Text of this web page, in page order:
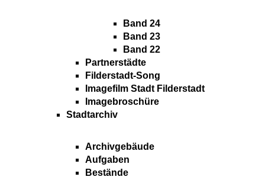
Band 24
Band 23
Band 22
Partnerstädte
Filderstadt-Song
Imagefilm Stadt Filderstadt
Imagebroschüre
Stadtarchiv
Archivgebäude
Aufgaben
Bestände